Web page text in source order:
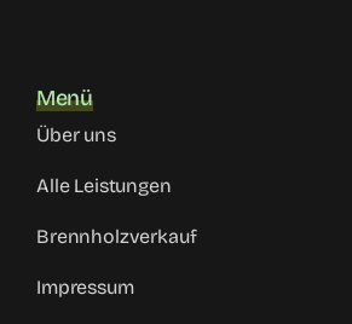
Menü
Über uns
Alle Leistungen
Brennholzverkauf
Impressum